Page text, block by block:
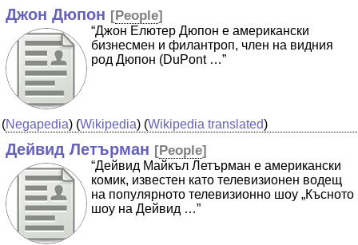
Джон Дюпон [People]
“Джон Елютер Дюпон е американски
бизнесмен и филантроп, член на видния
род Дюпон (DuPont …”
(Negapedia) (Wikipedia) (Wikipedia translated)
Дейвид Летърман [People]
“Дейвид Майкъл Летърман е американски
комик, известен като телевизионен водещ
на популярното телевизионно шоу „Късното
шоу на Дейвид …”